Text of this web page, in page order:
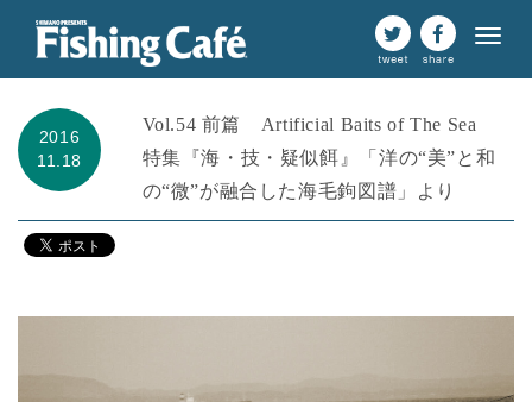
2016
11.18
Vol.54 前篇 Artificial Baits of The Sea
特集『海・技・疑似餌』「洋の“美”と和
の“微”が融合した海毛鉤図譜」より